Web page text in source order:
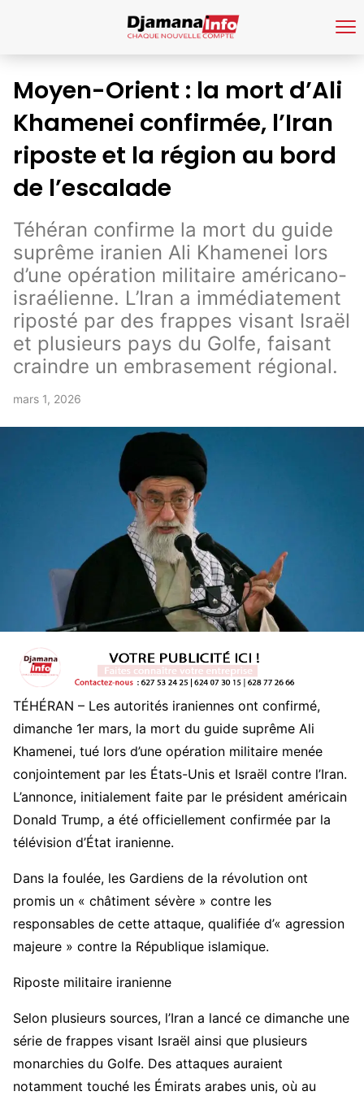
Moyen-Orient : la mort d’Ali
Khamenei confirmée, l’Iran
riposte et la région au bord
de l’escalade
Téhéran confirme la mort du guide
suprême iranien Ali Khamenei lors
d’une opération militaire américano-
israélienne. L’Iran a immédiatement
riposté par des frappes visant Israël
et plusieurs pays du Golfe, faisant
craindre un embrasement régional.
mars 1, 2026
TÉHÉRAN – Les autorités iraniennes ont confirmé,
dimanche 1er mars, la mort du guide suprême Ali
Khamenei, tué lors d’une opération militaire menée
conjointement par les États-Unis et Israël contre l’Iran.
L’annonce, initialement faite par le président américain
Donald Trump, a été officiellement confirmée par la
télévision d’État iranienne.
Dans la foulée, les Gardiens de la révolution ont
promis un « châtiment sévère » contre les
responsables de cette attaque, qualifiée d’« agression
majeure » contre la République islamique.
Riposte militaire iranienne
Selon plusieurs sources, l’Iran a lancé ce dimanche une
série de frappes visant Israël ainsi que plusieurs
monarchies du Golfe. Des attaques auraient
notamment touché les Émirats arabes unis, où au